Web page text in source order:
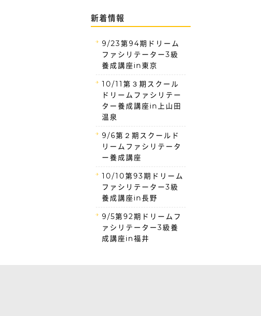
新着情報
9/23第94期ドリーム
ファシリテーター3級
養成講座in東京
10/11第３期スクール
ドリームファシリテー
ター養成講座in上山田
温泉
9/6第２期スクールド
リームファシリテータ
ー養成講座
10/10第93期ドリーム
ファシリテーター3級
養成講座in長野
9/5第92期ドリームフ
ァシリテーター3級養
成講座in福井